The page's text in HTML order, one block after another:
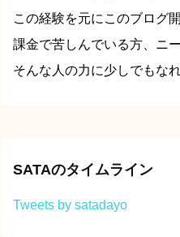
この経験を元にこのブログ
課金で苦しんでいる方、ニ
そんな人の力に少しでもな
SATAのタイムライン
Tweets by satadayo